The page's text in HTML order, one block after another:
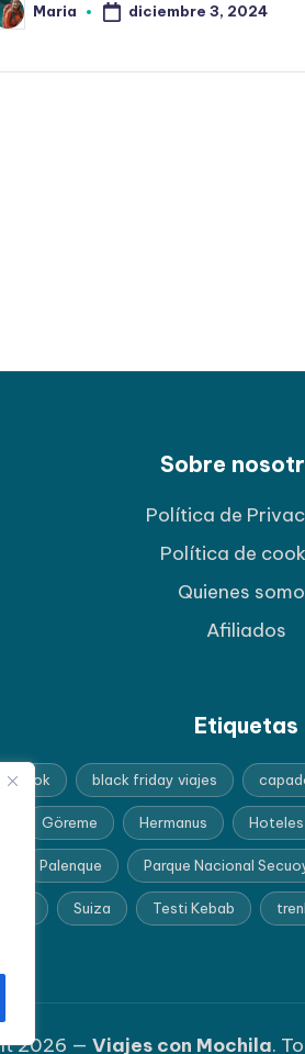
Maria diciembre 3, 2024
Sobre
Política de
Política de
Quienes
Afiliados
Etiquetas
Bangkok black friday viajes
Göreme Hermanus Hoteles
Palenque Parque Nacional
Suiza Testi Kebab
2026 — Viajes con Mochila.